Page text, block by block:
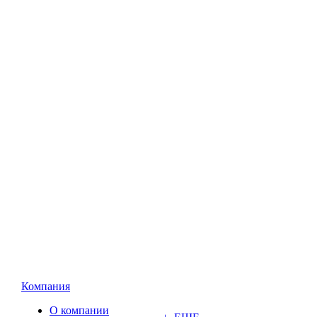
Компания
О компании